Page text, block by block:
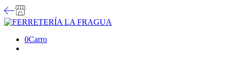
0Carro